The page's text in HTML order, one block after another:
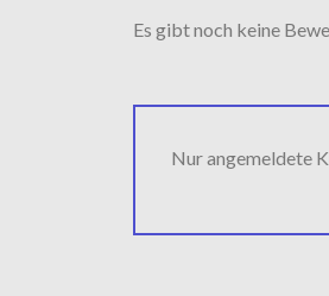
Es gibt noch keine
Nur angemeldete